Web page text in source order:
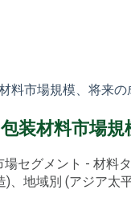
料市場規模、将来の
装材料市場
セグメント - 材料
、地域別 (アジア